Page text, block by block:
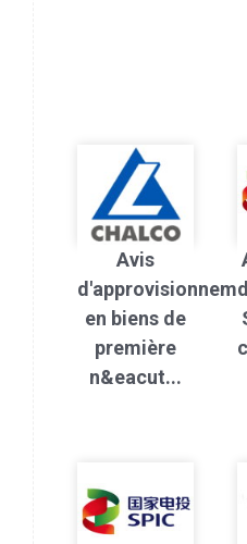
Avis
en biens de
première
n&eacut...